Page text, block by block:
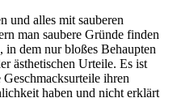
und alles mit sauberen
man saubere Gründe finden
in dem nur bloßes Behaupten
ästhetischen Urteile. Es ist
ihren
haben und nicht erklärt